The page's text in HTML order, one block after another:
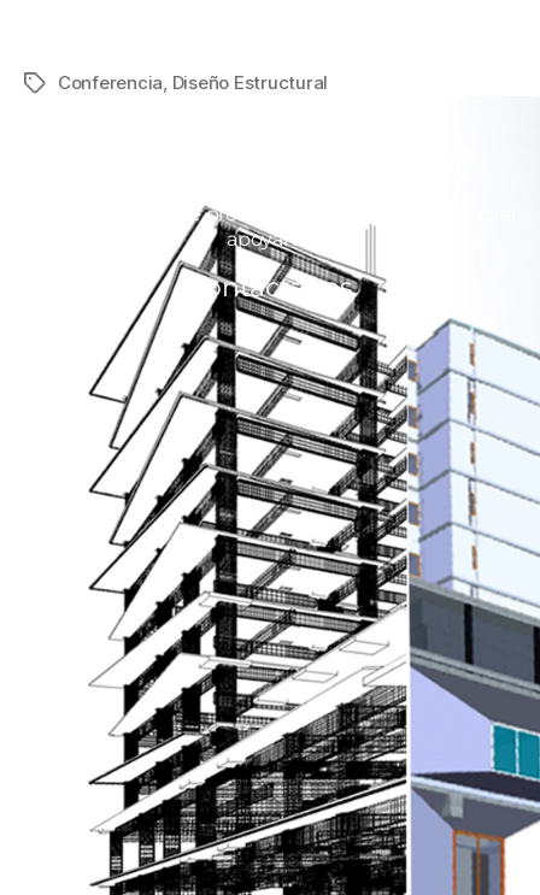
Conferencia Diseño Estructural
Nuestro equipo de profesionales está dispuesto para
apoyarte.
Contáctanos